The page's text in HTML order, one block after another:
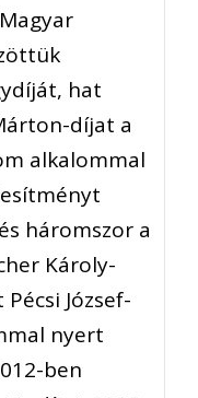
hat
díjat a
alkalommal
háromszor a
Károly-
József-
nyert
ben